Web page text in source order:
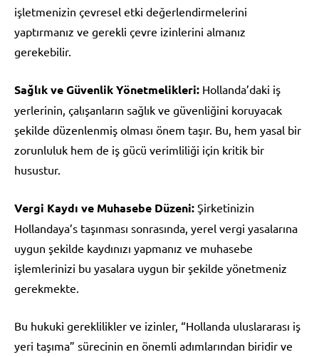
işletmenizin çevresel etki değerlendirmelerini
yaptırmanız ve gerekli çevre izinlerini almanız
gerekebilir.
Sağlık ve Güvenlik Yönetmelikleri: Hollanda’daki iş
yerlerinin, çalışanların sağlık ve güvenliğini koruyacak
şekilde düzenlenmiş olması önem taşır. Bu, hem yasal bir
zorunluluk hem de iş gücü verimliliği için kritik bir
husustur.
Vergi Kaydı ve Muhasebe Düzeni: Şirketinizin
Hollandaya’s taşınması sonrasında, yerel vergi yasalarına
uygun şekilde kaydınızı yapmanız ve muhasebe
işlemlerinizi bu yasalara uygun bir şekilde yönetmeniz
gerekmekte.
Bu hukuki gereklilikler ve izinler, “Hollanda uluslararası iş
yeri taşıma” sürecinin en önemli adımlarından biridir ve